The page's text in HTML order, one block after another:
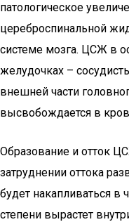
патологическое
цереброспинальной
системе мозга. ЦСЖ в
желудочках –
внешней части
высвобождается в
Образование и отток
затруднении оттока
будет накапливаться в
степени вырастет